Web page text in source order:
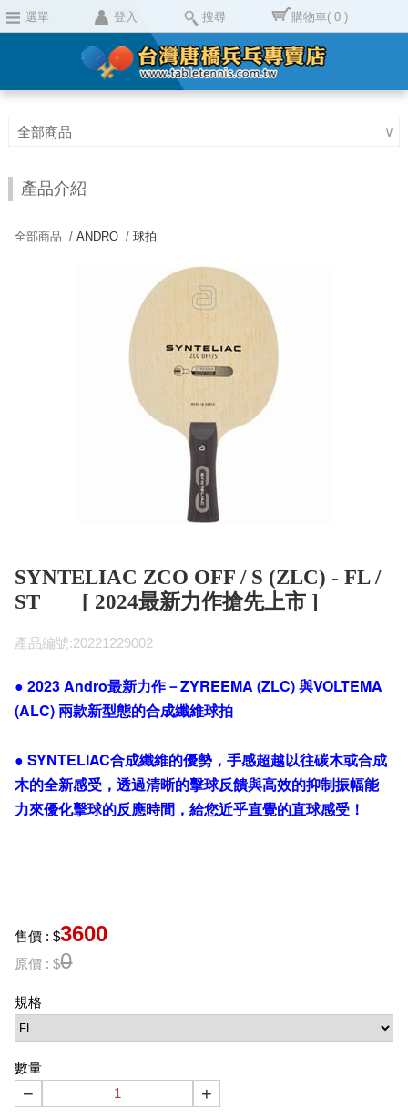
選單 登入 搜尋 購物車( 0 )
全部商品 ∨
產品介紹
全部商品 /ANDRO /球拍
SYNTELIAC ZCO OFF / S (ZLC) - FL /
ST [ 2024最新力作搶先上市 ]
產品編號:20221229002
● 2023 Andro最新力作－ZYREEMA (ZLC) 與VOLTEMA
(ALC) 兩款新型態的合成纖維球拍
● SYNTELIAC合成纖維的優勢，手感超越以往碳木或合成
木的全新感受，透過清晰的擊球反饋與高效的抑制振幅能
力來優化擊球的反應時間，給您近乎直覺的直球感受！
售價 : $3600
原價 : $0
規格
數量
− +